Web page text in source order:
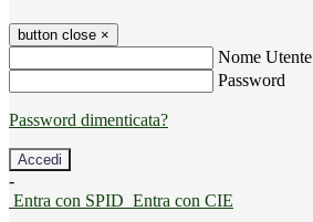
button close ×
Nome Utente
Password
Password dimenticata?
-
Entra con SPID Entra con CIE